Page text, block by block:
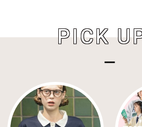
PICK